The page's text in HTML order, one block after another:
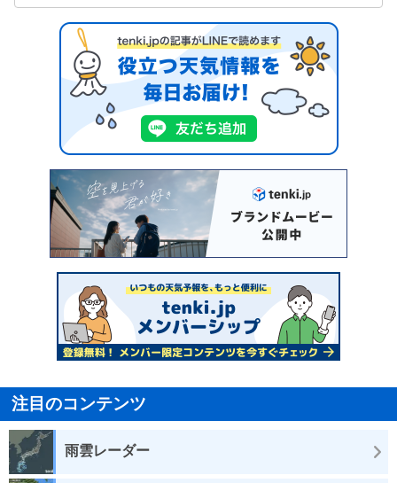
注目のコンテンツ
雨雲レーダー